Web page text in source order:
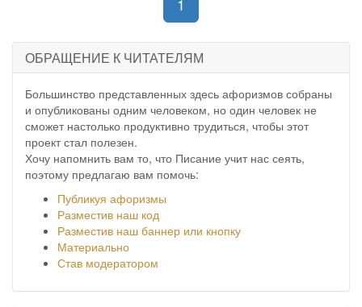
ОБРАЩЕНИЕ К ЧИТАТЕЛЯМ
Большинство представленных здесь афоризмов собраны
и опубликованы одним человеком, но один человек не
сможет настолько продуктивно трудиться, чтобы этот
проект стал полезен.
Хочу напомнить вам то, что Писание учит нас сеять,
поэтому предлагаю вам помочь:
Публикуя афоризмы
Разместив наш код
Разместив наш баннер или кнопку
Материально
Став модератором